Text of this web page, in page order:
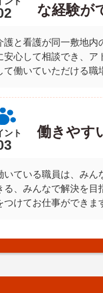
な経験が
護と看護が同一敷地内
安心して相談でき、ア
て働いていただける職
ント 働きやす
いている職員は、みん
る、みんなで解決を目
つけてお仕事ができま